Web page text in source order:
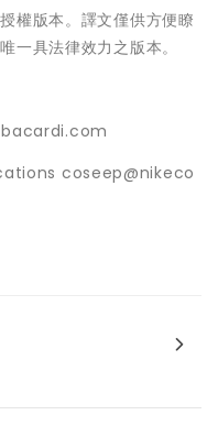
權版本。譯文僅供方便瞭
一具法律效力之版本。
coseep@nikeco